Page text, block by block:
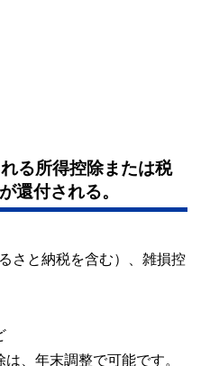
る所得控除または税
還付される。
さと納税を含む）、雑損控
、年末調整で可能です。